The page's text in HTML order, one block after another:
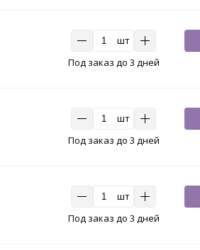
шт
Под заказ до 3 дней
шт
Под заказ до 3 дней
шт
Под заказ до 3 дней